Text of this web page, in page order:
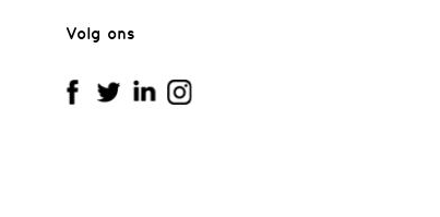
Volg ons